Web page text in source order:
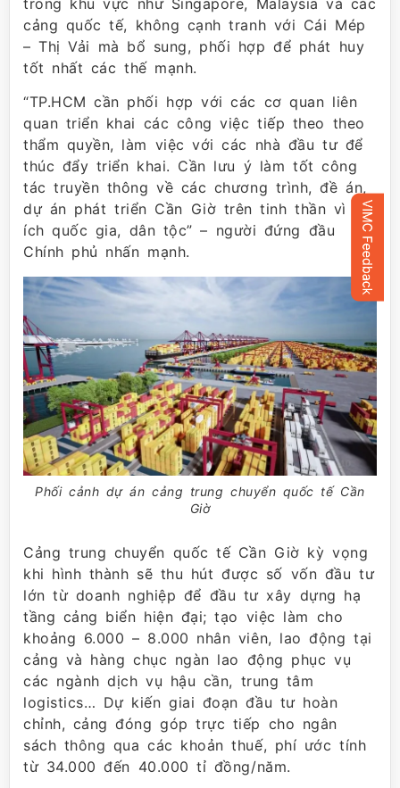
cảng quốc tế, không cạnh tranh với Cái Mép
– Thị Vải mà bổ sung, phối hợp để phát huy
tốt nhất các thế mạnh.
“TP.HCM cần phối hợp với các cơ quan liên
quan triển khai các công việc tiếp theo theo
thẩm quyền, làm việc với các nhà đầu tư để
thúc đẩy triển khai. Cần lưu ý làm tốt công
tác truyền thông về các chương trình, đề án,
dự án phát triển Cần Giờ trên tinh thần vì lợi
ích quốc gia, dân tộc” – người đứng đầu
Chính phủ nhấn mạnh.
Phối cảnh dự án cảng trung chuyển quốc tế Cần
Giờ
Cảng trung chuyển quốc tế Cần Giờ kỳ vọng
khi hình thành sẽ thu hút được số vốn đầu tư
lớn từ doanh nghiệp để đầu tư xây dựng hạ
tầng cảng biển hiện đại; tạo việc làm cho
khoảng 6.000 – 8.000 nhân viên, lao động tại
cảng và hàng chục ngàn lao động phục vụ
các ngành dịch vụ hậu cần, trung tâm
logistics… Dự kiến giai đoạn đầu tư hoàn
chỉnh, cảng đóng góp trực tiếp cho ngân
sách thông qua các khoản thuế, phí ước tính
từ 34.000 đến 40.000 tỉ đồng/năm.